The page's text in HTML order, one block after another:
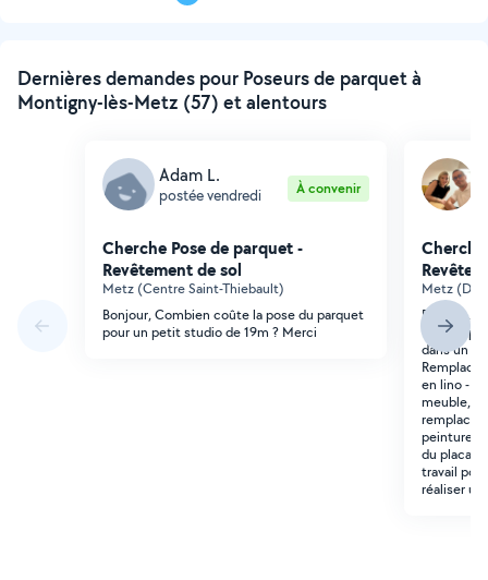
Dernières demandes pour Poseurs de parquet à
Montigny-lès-Metz (57) et alentours
Adam L.
postée vendredi À convenir
Cherche Pose de parquet -
Revêtement de sol
Metz (Centre Saint-Thiebault)
Bonjour, Combien coûte la pose du parquet
pour un petit studio de 19m ? Merci
Metz
Bonjour,
facture
dans un
en lino -
meuble,
peinture
du
travail
réaliser